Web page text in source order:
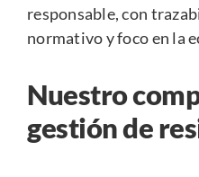
responsable, con
normativo y foco en la
Nuestro
gestión de